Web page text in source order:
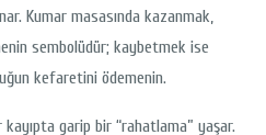
Kumar masasında kazanmak,
sembolüdür; kaybetmek ise
kefaretini ödemenin.
garip bir “rahatlama” yaşar.